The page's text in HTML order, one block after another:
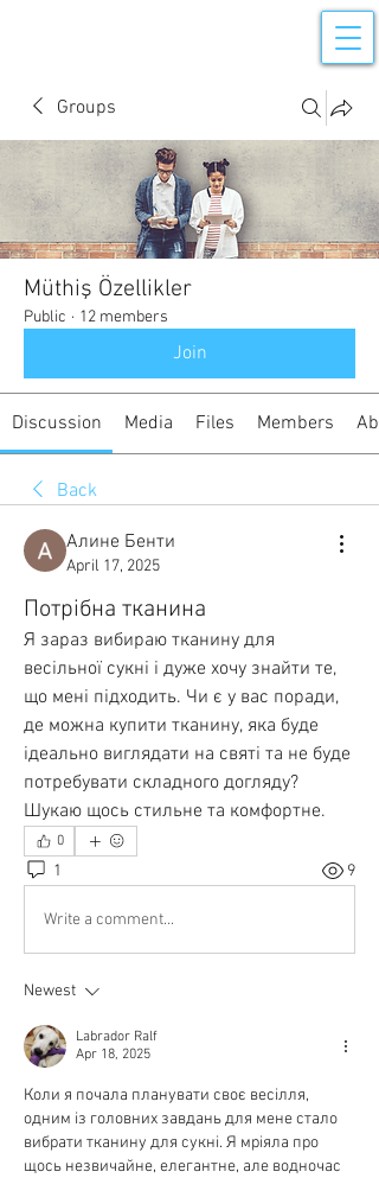
Groups
Müthiş Özellikler
Public · 12 members
Join
Discussion Media Files Members
Back
Алине Бенти
April 17, 2025
Потрібна тканина
Я зараз вибираю тканину для
весільної сукні і дуже хочу знайти те,
що мені підходить. Чи є у вас поради,
де можна купити тканину, яка буде
ідеально виглядати на святі та не буде
потребувати складного догляду?
Шукаю щось стильне та комфортне.
0
1 9
Write a comment...
Newest
Labrador Ralf
Apr 18, 2025
Коли я почала планувати своє весілля,
одним із головних завдань для мене стало
вибрати тканину для сукні. Я мріяла про
щось незвичайне, елегантне, але водночас